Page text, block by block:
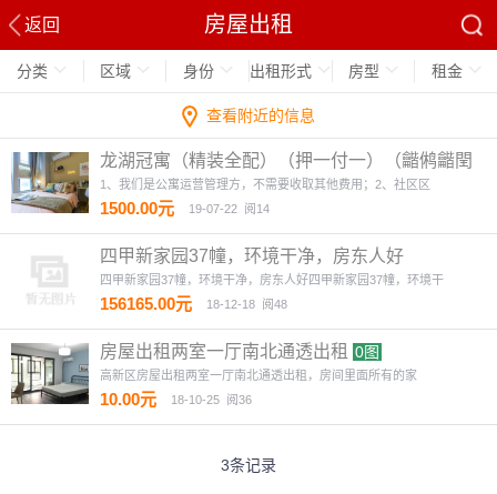
返回 房屋出租
分类 区域 身份 出租形式 房型 租金
查看附近的信息
龙湖冠寓（精装全配）（押一付一）（龤鸺龤閏
商圈对面）4图
1、我们是公寓运营管理方，不需要收取其他费用；2、社区区
1500.00元 19-07-22 阅14
四甲新家园37幢，环境干净，房东人好
四甲新家园37幢，环境干净，房东人好四甲新家园37幢，环境干
156165.00元 18-12-18 阅48
房屋出租两室一厅南北通透出租 0图
高新区房屋出租两室一厅南北通透出租，房间里面所有的家
10.00元 18-10-25 阅36
3条记录